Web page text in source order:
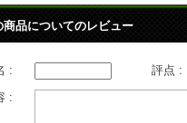
商品についてのレビュー
:
評点 :
: